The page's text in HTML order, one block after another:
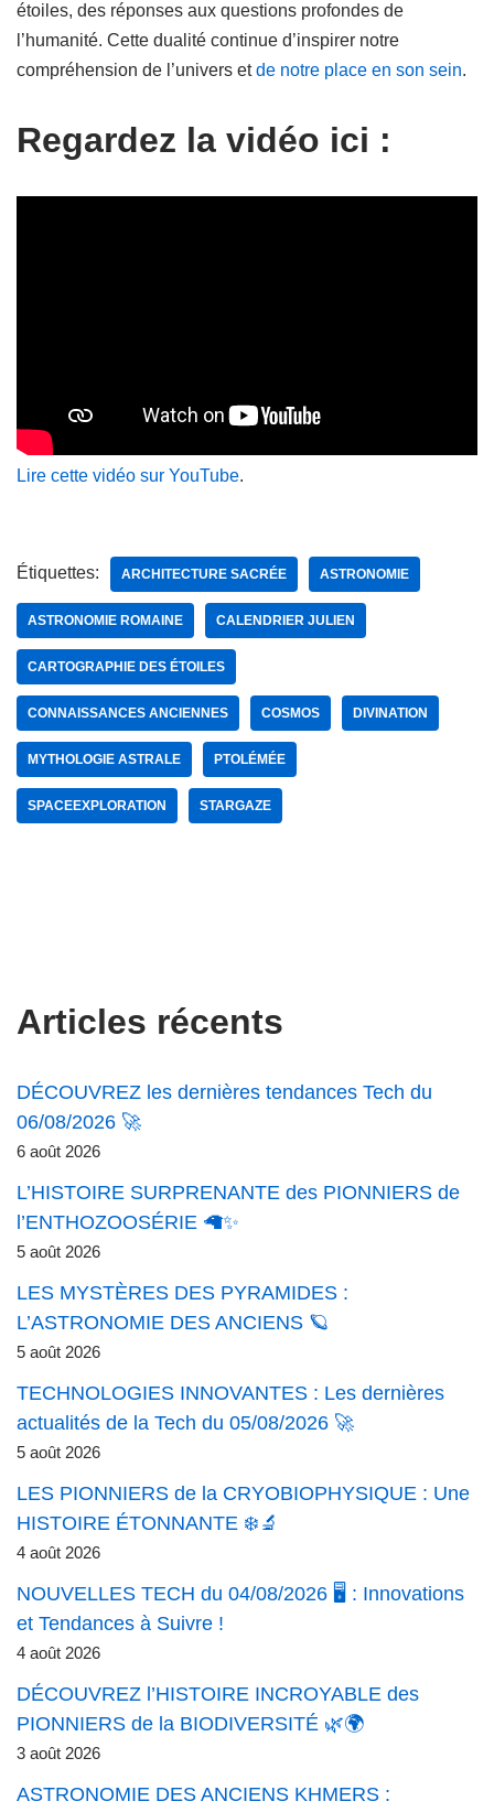
étoiles, des réponses aux questions profondes de
l’humanité. Cette dualité continue d’inspirer notre
compréhension de l’univers etde notre place en son sein.
Regardez la vidéo ici :
Lire cette vidéo sur YouTube.
Étiquettes: ARCHITECTURE SACRÉE ASTRONOMIE
ASTRONOMIE ROMAINE CALENDRIER JULIEN
CARTOGRAPHIE DES ÉTOILES
CONNAISSANCES ANCIENNES COSMOS DIVINATION
MYTHOLOGIE ASTRALE PTOLÉMÉE
SPACEEXPLORATION STARGAZE
Articles récents
DÉCOUVREZ les dernières tendances Tech du
06/08/2026 🚀
6 août 2026
L’HISTOIRE SURPRENANTE des PIONNIERS de
l’ENTHOZOOSÉRIE 🦙✨
5 août 2026
LES MYSTÈRES DES PYRAMIDES :
L’ASTRONOMIE DES ANCIENS 🪐
5 août 2026
TECHNOLOGIES INNOVANTES : Les dernières
actualités de la Tech du 05/08/2026 🚀
5 août 2026
LES PIONNIERS de la CRYOBIOPHYSIQUE : Une
HISTOIRE ÉTONNANTE ❄️🔬
4 août 2026
NOUVELLES TECH du 04/08/2026 🖥️ : Innovations
et Tendances à Suivre !
4 août 2026
DÉCOUVREZ l’HISTOIRE INCROYABLE des
PIONNIERS de la BIODIVERSITÉ 🌿🌍
3 août 2026
ASTRONOMIE DES ANCIENS KHMERS :